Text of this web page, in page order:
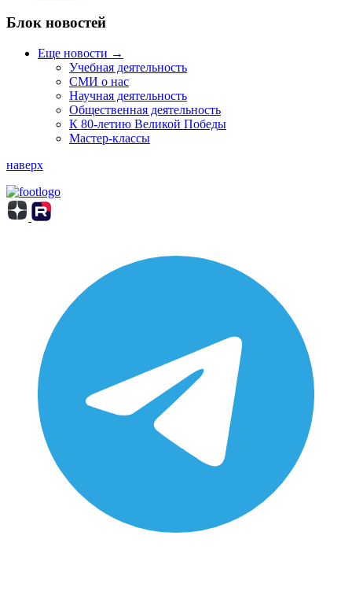
Блок новостей
Еще новости →
Учебная деятельность
СМИ о нас
Научная деятельность
Общественная деятельность
К 80-летию Великой Победы
Мастер-классы
наверх